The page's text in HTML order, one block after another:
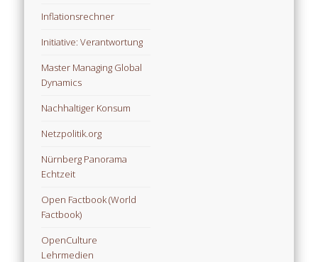
Inflationsrechner
Initiative: Verantwortung
Master Managing Global
Dynamics
Nachhaltiger Konsum
Netzpolitik.org
Nürnberg Panorama
Echtzeit
Open Factbook (World
Factbook)
OpenCulture
Lehrmedien